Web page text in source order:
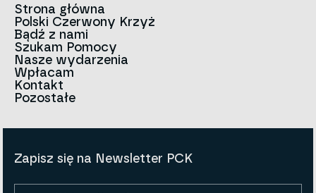
Strona główna
Polski Czerwony Krzyż
Aktualności
O nas
Zespół
Czerwony Krzyż na świecie
Znak
Historia
Strategia 2030
Bądź z nami
Szukam Pomocy
Kontakt do oddziałów
Infolinia
Nasze wydarzenia
Wpłacam
Kontakt
Pozostałe
Polityki i Kodeks PCK
BIP
Polityka prywatności
Polityka Cookies
Zapisz się na Newsletter PCK